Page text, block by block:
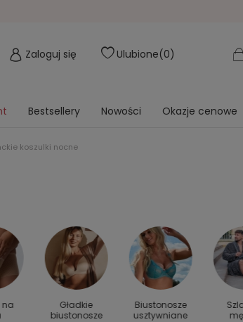
Zaloguj się Ulubione 0
Bestsellery Nowości Okazje cenowe
koszulki nocne
na
Gładkie
biustonosze
Biustonosze
usztywniane